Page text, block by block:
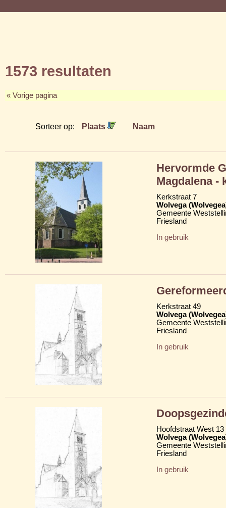
1573 resultaten
« Vorige pagina
Sorteer op: Plaats Naam
Hervormde
Magdalena -
Kerkstraat 7
Wolvega
Gemeente
Friesland
In gebruik
Kerkstraat 49
Wolvega
Gemeente
Friesland
In gebruik
Hoofdstraat West 13
Wolvega
Gemeente
Friesland
In gebruik